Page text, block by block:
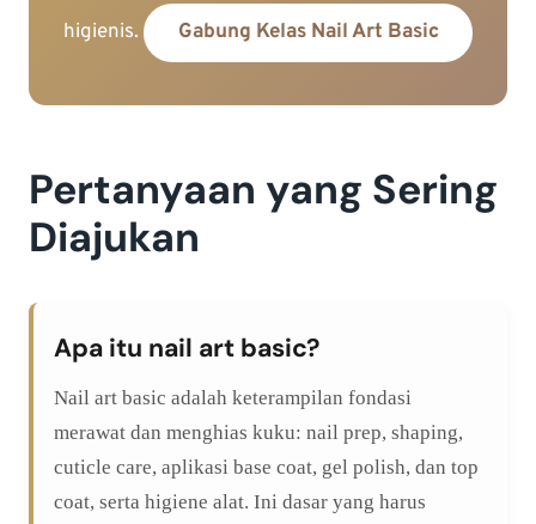
higienis. Gabung Kelas Nail Art Basic
Pertanyaan yang Sering
Diajukan
Apa itu nail art basic?
Nail art basic adalah keterampilan fondasi
merawat dan menghias kuku: nail prep, shaping,
cuticle care, aplikasi base coat, gel polish, dan top
coat, serta higiene alat. Ini dasar yang harus